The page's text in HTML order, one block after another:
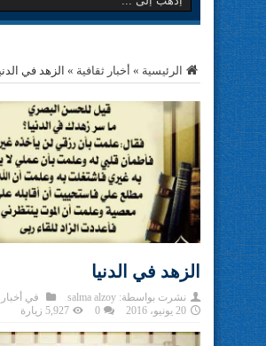
الرئيسية » أخبار ثقافية » الزهد في
الزهد في الدنيا
نشرت بواسطة: salma alzoy في
20 يونيو، 2016
0 5,927 زيارة